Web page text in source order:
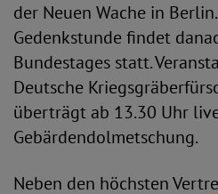
der Neuen Wache in
Gedenkstunde findet
Bundestages statt.
Deutsche
überträgt ab 13.30 Uhr
Gebärdendolmetschung.
Neben den höchsten